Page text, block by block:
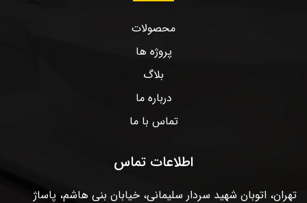
محصولات
پروژه ها
بلاگ
درباره ما
تماس با ما
اطلاعات تماس
تهران، اتوبان شهید سردار سلیمانی، خیابان بنی هاشم، پاساژ